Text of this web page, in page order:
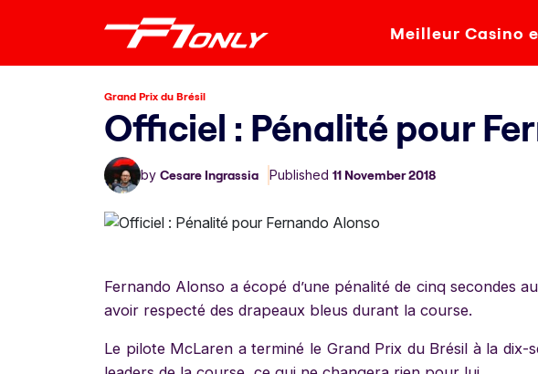
Meilleur Casino
Grand Prix du Brésil
Officiel : Pénalité pour
by Cesare Ingrassia Published 11 November 2018
Fernando Alonso a écopé d’une pénalité de cinq secondes
avoir respecté des drapeaux bleus durant la course.
Le pilote McLaren a terminé le Grand Prix du Brésil à la dix-